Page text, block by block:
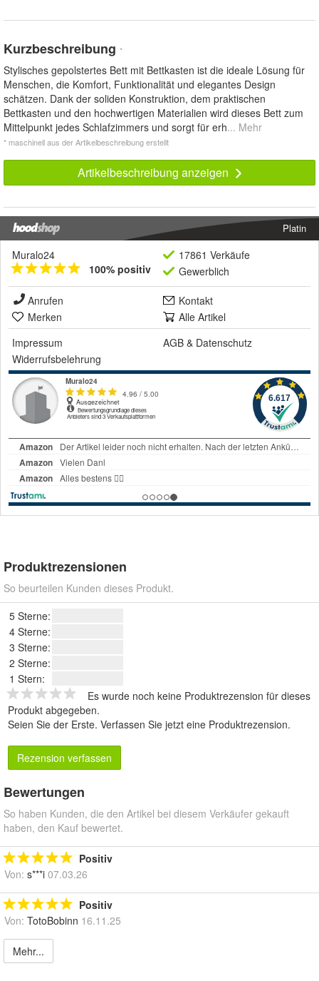
Kurzbeschreibung *
Stylisches gepolstertes Bett mit Bettkasten ist die ideale Lösung für
Menschen, die Komfort, Funktionalität und elegantes Design
schätzen. Dank der soliden Konstruktion, dem praktischen
Bettkasten und den hochwertigen Materialien wird dieses Bett zum
Mittelpunkt jedes Schlafzimmers und sorgt für erh... Mehr
* maschinell aus der Artikelbeschreibung erstellt
Artikelbeschreibung anzeigen
Platin
Muralo24
100% positiv
17861 Verkäufe
Gewerblich
Anrufen
Kontakt
Merken
Alle Artikel
Impressum
AGB & Datenschutz
Widerrufsbelehrung
Produktrezensionen
So beurteilen Kunden dieses Produkt.
5 Sterne:
4 Sterne:
3 Sterne:
2 Sterne:
1 Stern:
Es wurde noch keine Produktrezension für dieses
Produkt abgegeben.
Seien Sie der Erste. Verfassen Sie jetzt eine Produktrezension.
Rezension verfassen
Bewertungen
So haben Kunden, die den Artikel bei diesem Verkäufer gekauft
haben, den Kauf bewertet.
Positiv
Von: s***i 07.03.26
Positiv
Von: TotoBobinn 16.11.25
Mehr...